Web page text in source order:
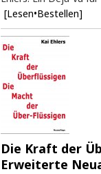
[Lesen•Bestellen]
Die Kraft der
Erweiterte